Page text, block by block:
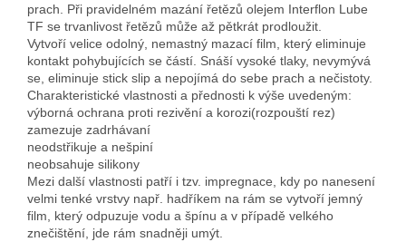
prach. Při pravidelném mazání řetězů olejem Interflon Lube
TF se trvanlivost řetězů může až pětkrát prodloužit.
Vytvoří velice odolný, nemastný mazací film, který eliminuje
kontakt pohybujících se částí. Snáší vysoké tlaky, nevymývá
se, eliminuje stick slip a nepojímá do sebe prach a nečistoty.
Charakteristické vlastnosti a přednosti k výše uvedeným:
výborná ochrana proti rezivění a korozi(rozpouští rez)
zamezuje zadrhávaní
neodstřikuje a nešpiní
neobsahuje silikony
Mezi další vlastnosti patří i tzv. impregnace, kdy po nanesení
velmi tenké vrstvy např. hadříkem na rám se vytvoří jemný
film, který odpuzuje vodu a špínu a v případě velkého
znečištění, jde rám snadněji umýt.